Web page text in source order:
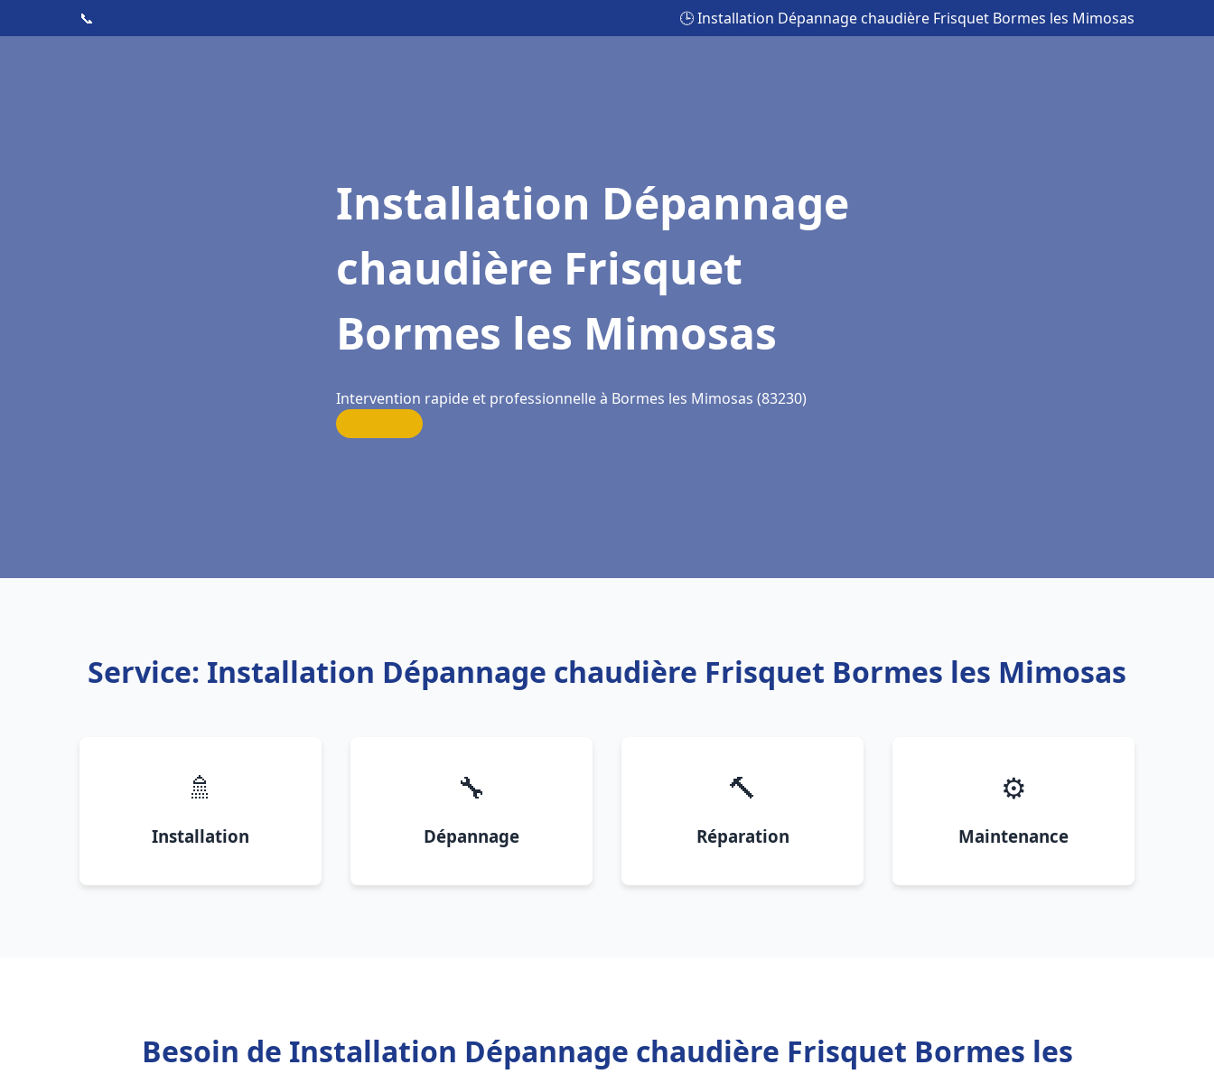
📞 🕒 Installation Dépannage chaudière Frisquet Bormes les Mimosas
Installation Dépannage
chaudière Frisquet
Bormes les Mimosas
Intervention rapide et professionnelle à Bormes les Mimosas (83230)
Service: Installation Dépannage chaudière Frisquet Bormes les Mimosas
🚿
Installation
🔧
Dépannage
🔨
Réparation
⚙️
Maintenance
Besoin de Installation Dépannage chaudière Frisquet Bormes les